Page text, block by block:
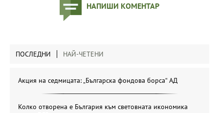
НАПИШИ КОМЕНТАР
ПОСЛЕДНИ НАЙ-ЧЕТЕНИ
Акция на седмицата: „Българска фондова борса“ АД
Колко отворена е България към световната икономика